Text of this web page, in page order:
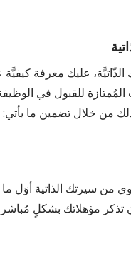
الذّاتيَّة، عليك معرفة
للقبول في
من خلال تضمين ما يأتي:
من سيرتك الذاتية أوَل ما
تذكر مؤهلاتك بشكلٍ